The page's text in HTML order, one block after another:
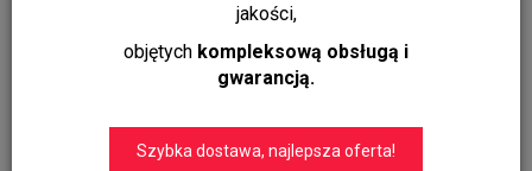
jakości,
objętych kompleksową obsługą i
gwarancją.
Szybka dostawa, najlepsza oferta!
Do koszyka